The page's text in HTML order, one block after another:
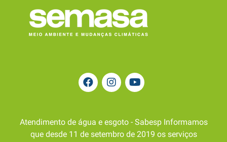
Atendimento de água e esgoto - Sabesp Informamos
que desde 11 de setembro de 2019 os serviços